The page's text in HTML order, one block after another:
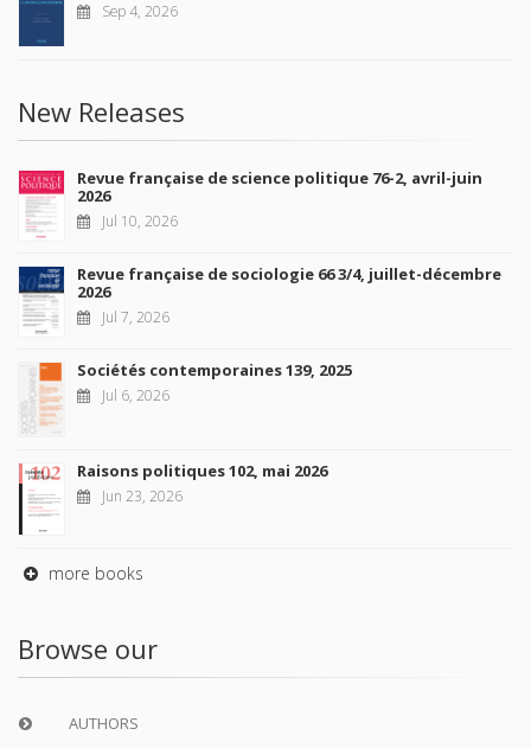
Sep 4, 2026
New Releases
Revue française de science politique 76-2, avril-juin
2026
Jul 10, 2026
Revue française de sociologie 66 3/4, juillet-décembre
2026
Jul 7, 2026
Sociétés contemporaines 139, 2025
Jul 6, 2026
Raisons politiques 102, mai 2026
Jun 23, 2026
more books
Browse our
AUTHORS